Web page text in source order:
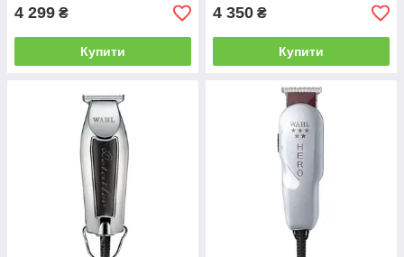
4 299 ₴
Купити
4 350 ₴
Купити